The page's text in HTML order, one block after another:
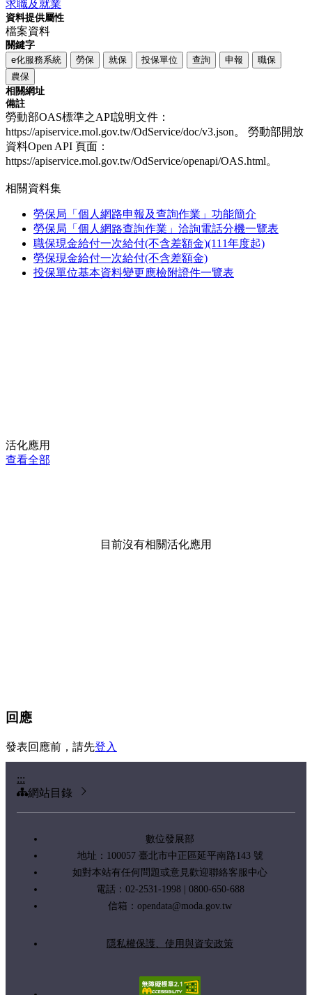
求職及就業
資料提供屬性
檔案資料
關鍵字
e化服務系統
勞保 就保 投保單位 查詢 申報
職保
農保
相關網址
備註
勞動部OAS標準之API說明文件：
https://apiservice.mol.gov.tw/OdService/doc/v3.json。 勞動部開放
資料Open API 頁面：
https://apiservice.mol.gov.tw/OdService/openapi/OAS.html。
相關資料集
勞保局「個人網路申報及查詢作業」功能簡介
勞保局「個人網路查詢作業」洽詢電話分機一覽表
職保現金給付一次給付(不含差額金)(111年度起)
勞保現金給付一次給付(不含差額金)
投保單位基本資料變更應檢附證件一覽表
活化應用
查看全部
目前沒有相關活化應用
回應
發表回應前，請先登入
:::
網站目錄
數位發展部
地址：100057 臺北市中正區延平南路143 號
如對本站有任何問題或意見歡迎聯絡客服中心
電話：02-2531-1998 | 0800-650-688
信箱： opendata@moda.gov.tw
隱私權保護、使用與資安政策